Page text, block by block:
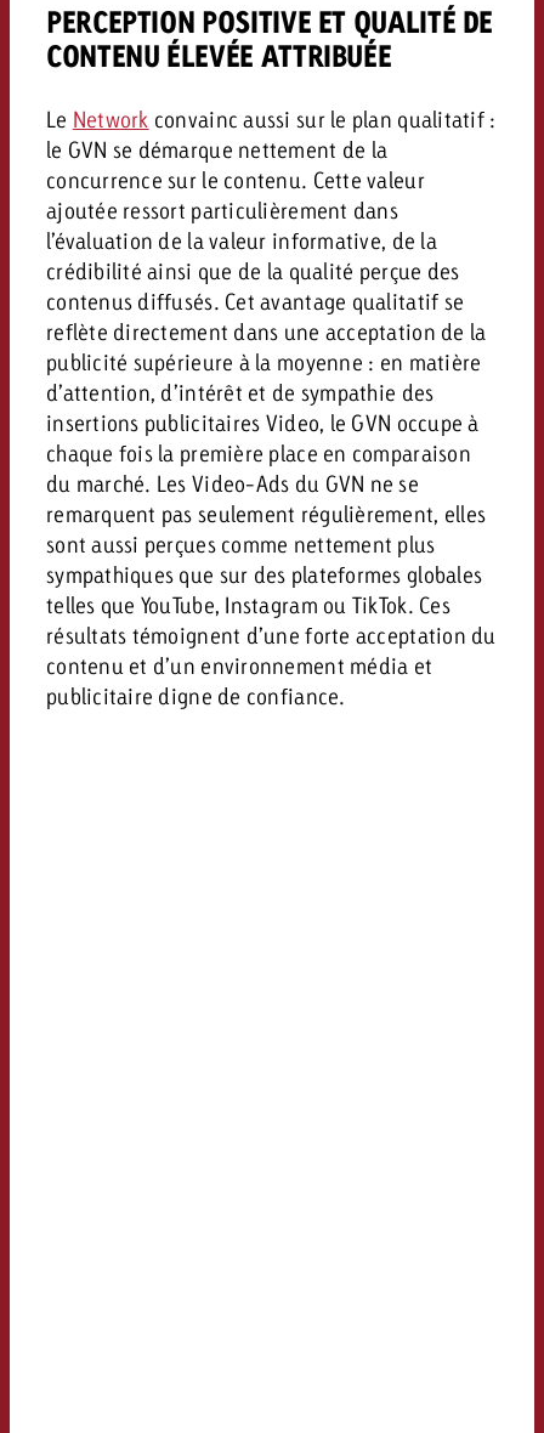
PERCEPTION POSITIVE ET QUALITÉ DE
CONTENU ÉLEVÉE ATTRIBUÉE
Le Network convainc aussi sur le plan qualitatif :
le GVN se démarque nettement de la
concurrence sur le contenu. Cette valeur
ajoutée ressort particulièrement dans
l’évaluation de la valeur informative, de la
crédibilité ainsi que de la qualité perçue des
contenus diffusés. Cet avantage qualitatif se
reflète directement dans une acceptation de la
publicité supérieure à la moyenne : en matière
d’attention, d’intérêt et de sympathie des
insertions publicitaires Video, le GVN occupe à
chaque fois la première place en comparaison
du marché. Les Video-Ads du GVN ne se
remarquent pas seulement régulièrement, elles
sont aussi perçues comme nettement plus
sympathiques que sur des plateformes globales
telles que YouTube, Instagram ou TikTok. Ces
résultats témoignent d’une forte acceptation du
contenu et d’un environnement média et
publicitaire digne de confiance.